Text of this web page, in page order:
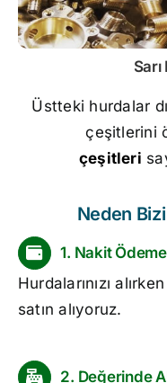
Sarı
Üstteki hurdalar
çeşitlerini
çeşitleri
Neden
1. Nakit Ödeme
Hurdalarınızı
satın alıyoruz.
2. Değerinde